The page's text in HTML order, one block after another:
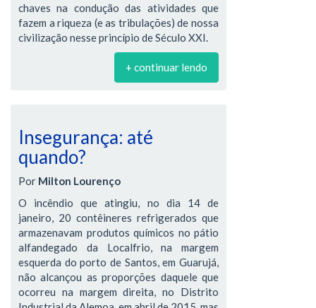
chaves na condução das atividades que
fazem a riqueza (e as tribulações) de nossa
civilização nesse princípio de Século XXI.
+ continuar lendo
Insegurança: até
quando?
Por Milton Lourenço
O incêndio que atingiu, no dia 14 de
janeiro, 20 contêineres refrigerados que
armazenavam produtos químicos no pátio
alfandegado da Localfrio, na margem
esquerda do porto de Santos, em Guarujá,
não alcançou as proporções daquele que
ocorreu na margem direita, no Distrito